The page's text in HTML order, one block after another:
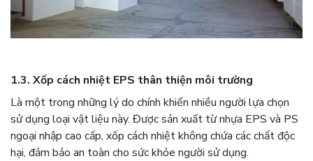
1.3. Xốp cách nhiệt EPS thân thiện môi trường
Là một trong những lý do chính khiến nhiều người lựa chọn
sử dụng loại vật liệu này. Được sản xuất từ nhựa EPS và PS
ngoại nhập cao cấp, xốp cách nhiệt không chứa các chất độc
hại, đảm bảo an toàn cho sức khỏe người sử dụng.